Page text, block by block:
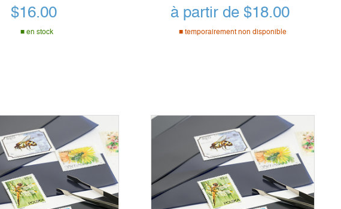
$16.00
en stock
à partir de $18.00
temporairement non disponible